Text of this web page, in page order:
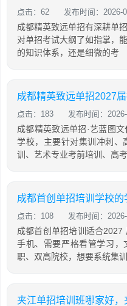
点击：62 发布时间：2026-
成都精英致远单招有深耕单
对单招考试大纲了如指掌，
的知识体系，还是细微的考
点击：183 发布时间：
成都精英致远单招·艺蓝图
学校，主要针对集训冲刺、
训、艺术专业考前培训、高考
成都首创单招培训学校
点击：108 发布时间：
成都首创单招培训适合
手机、需要严格看管学习
职、双高院校，想要系统集